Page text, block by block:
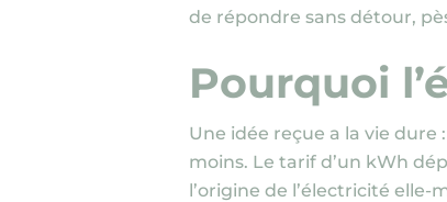
de répondre sans détour,
Pourquoi
Une idée reçue a la vie dure :
moins. Le tarif d’un kWh
l’origine de l’électricité